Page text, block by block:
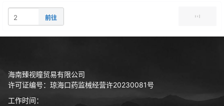
前往 加载更多
海南臻视瞳贸易有限公司
许可证编号：琼海口药监械经营许20230081号
工作时间：